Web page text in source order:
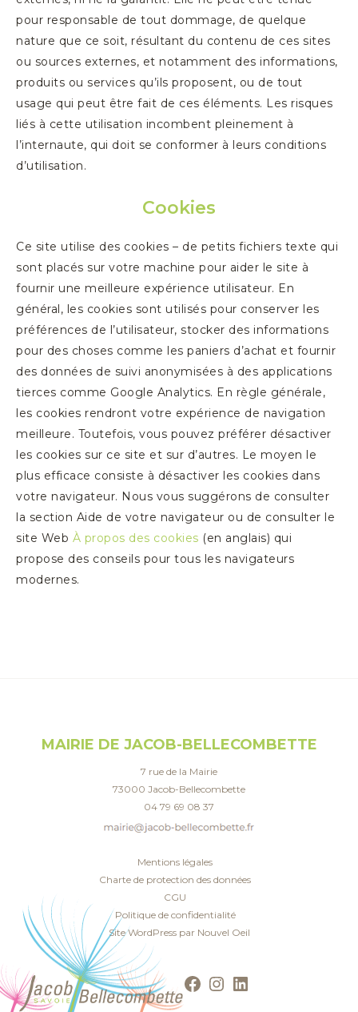
pour responsable de tout dommage, de quelque
nature que ce soit, résultant du contenu de ces sites
ou sources externes, et notamment des informations,
produits ou services qu’ils proposent, ou de tout
usage qui peut être fait de ces éléments. Les risques
liés à cette utilisation incombent pleinement à
l’internaute, qui doit se conformer à leurs conditions
d’utilisation.
Cookies
Ce site utilise des cookies – de petits fichiers texte qui
sont placés sur votre machine pour aider le site à
fournir une meilleure expérience utilisateur. En
général, les cookies sont utilisés pour conserver les
préférences de l’utilisateur, stocker des informations
pour des choses comme les paniers d’achat et fournir
des données de suivi anonymisées à des applications
tierces comme Google Analytics. En règle générale,
les cookies rendront votre expérience de navigation
meilleure. Toutefois, vous pouvez préférer désactiver
les cookies sur ce site et sur d’autres. Le moyen le
plus efficace consiste à désactiver les cookies dans
votre navigateur. Nous vous suggérons de consulter
la section Aide de votre navigateur ou de consulter le
site Web À propos des cookies (en anglais) qui
propose des conseils pour tous les navigateurs
modernes.
MAIRIE DE JACOB-BELLECOMBETTE
7 rue de la Mairie
73000 Jacob-Bellecombette
04 79 69 08 37
Mentions légales
Charte de protection des données
CGU
Politique de confidentialité
Site WordPress par Nouvel Oeil
Facebook
Instagram
LinkedIn